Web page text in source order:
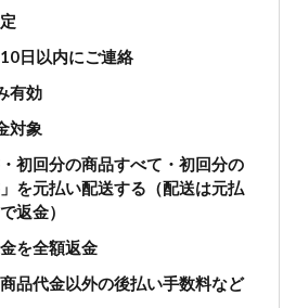
日以内にご連絡
有効
対象
初回分の商品すべて・初回分の
を元払い配送する（配送は元払
返金）
を全額返金
品代金以外の後払い手数料など